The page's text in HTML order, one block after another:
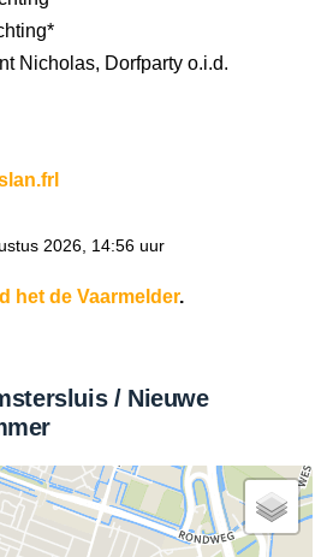
Nicholas, Dorfparty o.i.d.
2026, 14:56 uur
het de Vaarmelder.
/ Nieuwe